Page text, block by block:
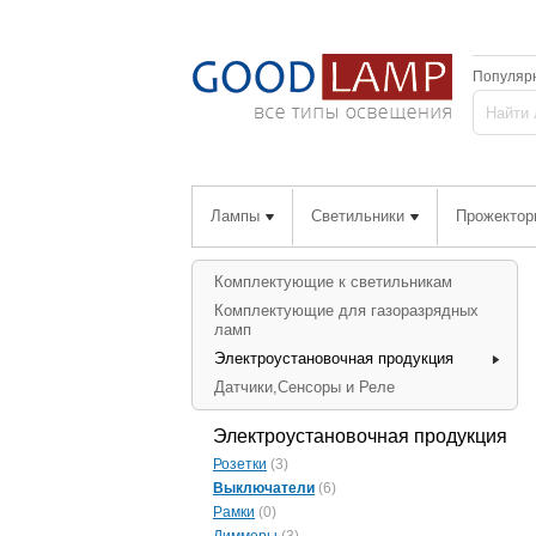
Лампы Светильники
Комплектующие к светильникам
Комплектующие для газоразрядных
ламп
Электроустановочная продукция
Датчики,Сенсоры и Реле
Электроустановочная продукция
Розетки (3)
Выключатели (6)
Рамки (0)